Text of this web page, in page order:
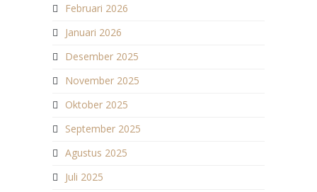
Februari 2026
Januari 2026
Desember 2025
November 2025
Oktober 2025
September 2025
Agustus 2025
Juli 2025